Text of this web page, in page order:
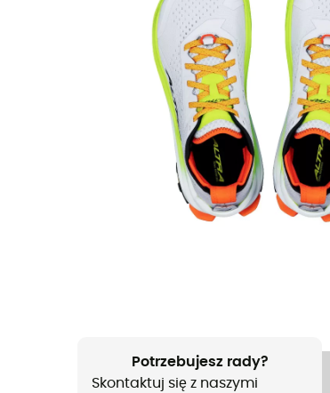
Potrzebujesz rady?
Skontaktuj się z naszymi